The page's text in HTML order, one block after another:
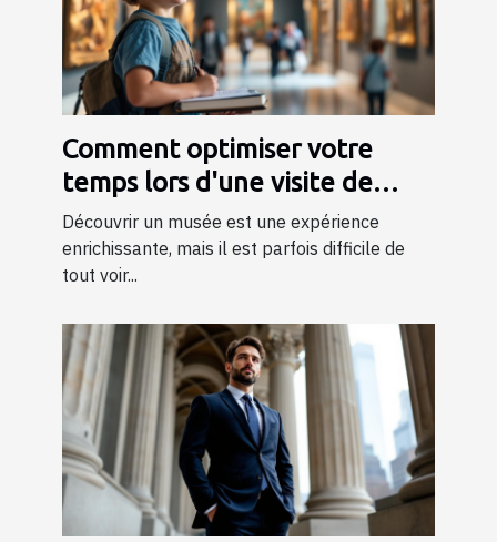
Comment optimiser votre
temps lors d'une visite de
musée ?
Découvrir un musée est une expérience
enrichissante, mais il est parfois difficile de
tout voir...